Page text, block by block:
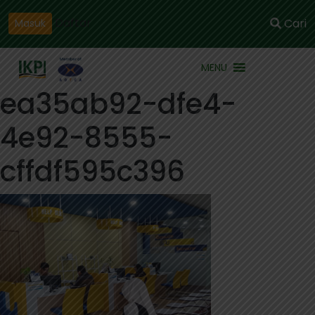
Masuk Cari
MENU
ea35ab92-dfe4-
4e92-8555-
cffdf595c396